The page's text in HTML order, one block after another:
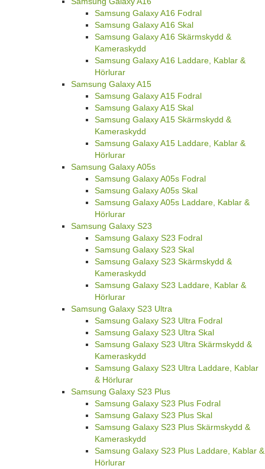
Samsung Galaxy A16 Fodral
Samsung Galaxy A16 Skal
Samsung Galaxy A16 Skärmskydd &
Kameraskydd
Samsung Galaxy A16 Laddare, Kablar &
Hörlurar
Samsung Galaxy A15
Samsung Galaxy A15 Fodral
Samsung Galaxy A15 Skal
Samsung Galaxy A15 Skärmskydd &
Kameraskydd
Samsung Galaxy A15 Laddare, Kablar &
Hörlurar
Samsung Galaxy A05s
Samsung Galaxy A05s Fodral
Samsung Galaxy A05s Skal
Samsung Galaxy A05s Laddare, Kablar &
Hörlurar
Samsung Galaxy S23
Samsung Galaxy S23 Fodral
Samsung Galaxy S23 Skal
Samsung Galaxy S23 Skärmskydd &
Kameraskydd
Samsung Galaxy S23 Laddare, Kablar &
Hörlurar
Samsung Galaxy S23 Ultra
Samsung Galaxy S23 Ultra Fodral
Samsung Galaxy S23 Ultra Skal
Samsung Galaxy S23 Ultra Skärmskydd &
Kameraskydd
Samsung Galaxy S23 Ultra Laddare, Kablar
& Hörlurar
Samsung Galaxy S23 Plus
Samsung Galaxy S23 Plus Fodral
Samsung Galaxy S23 Plus Skal
Samsung Galaxy S23 Plus Skärmskydd &
Kameraskydd
Samsung Galaxy S23 Plus Laddare, Kablar &
Hörlurar